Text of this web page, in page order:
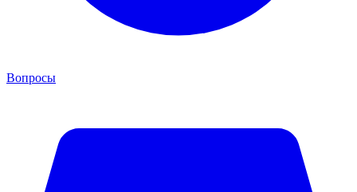
Вопросы